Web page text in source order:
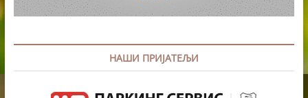
НАШИ ПРИЈАТЕЉИ